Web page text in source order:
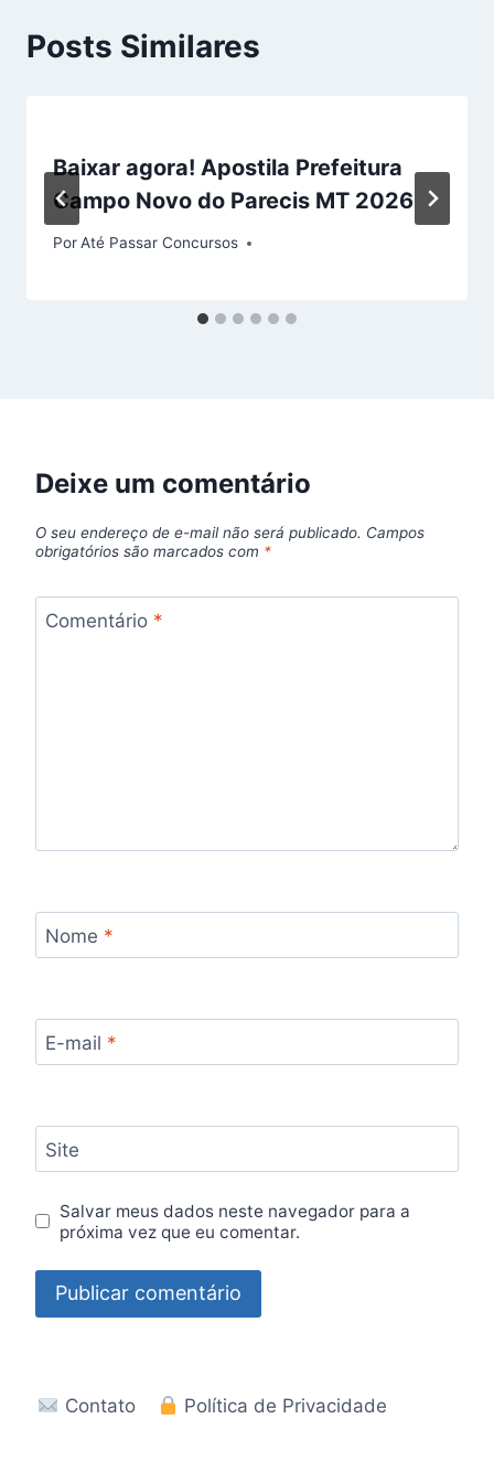
Posts Similares
Baixar agora! Apostila Prefeitura
Campo Novo do Parecis MT 2026
PorAté Passar Concursos
Deixe um comentário
O seu endereço de e-mail não será publicado. Campos
obrigatórios são marcados com *
Comentário *
Nome *
E-mail *
Site
Salvar meus dados neste navegador para a
próxima vez que eu comentar.
Contato Política de Privacidade